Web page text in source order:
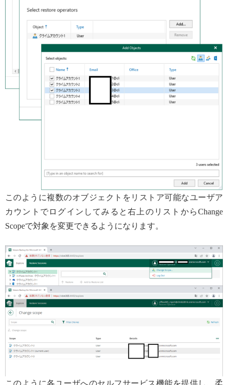
このように複数のオブジェクトをリストア可能なユーザア
カウントでログインしてみると右上のリストからChange
Scopeで対象を変更できるようになります。
このように各ユーザへのセルフサービス機能を提供し、柔